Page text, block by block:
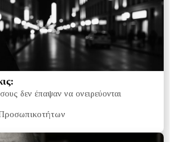
δεν έπαψαν να ονειρεύονται